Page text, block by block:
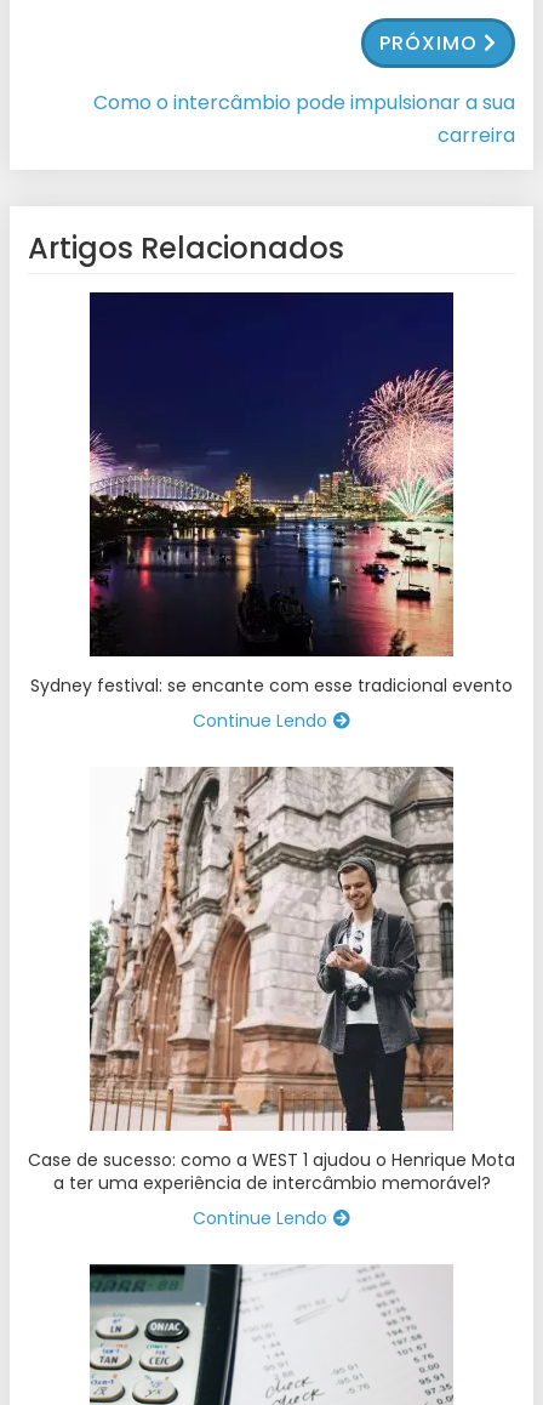
PRÓXIMO
Como o intercâmbio pode impulsionar a sua
carreira
Artigos Relacionados
Sydney festival: se encante com esse tradicional evento
Continue Lendo
Case de sucesso: como a WEST 1 ajudou o Henrique Mota
a ter uma experiência de intercâmbio memorável?
Continue Lendo